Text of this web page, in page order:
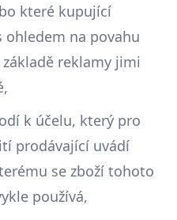
které kupující
ohledem na povahu
základě reklamy jimi
k účelu, který pro
prodávající uvádí
se zboží tohoto
používá,